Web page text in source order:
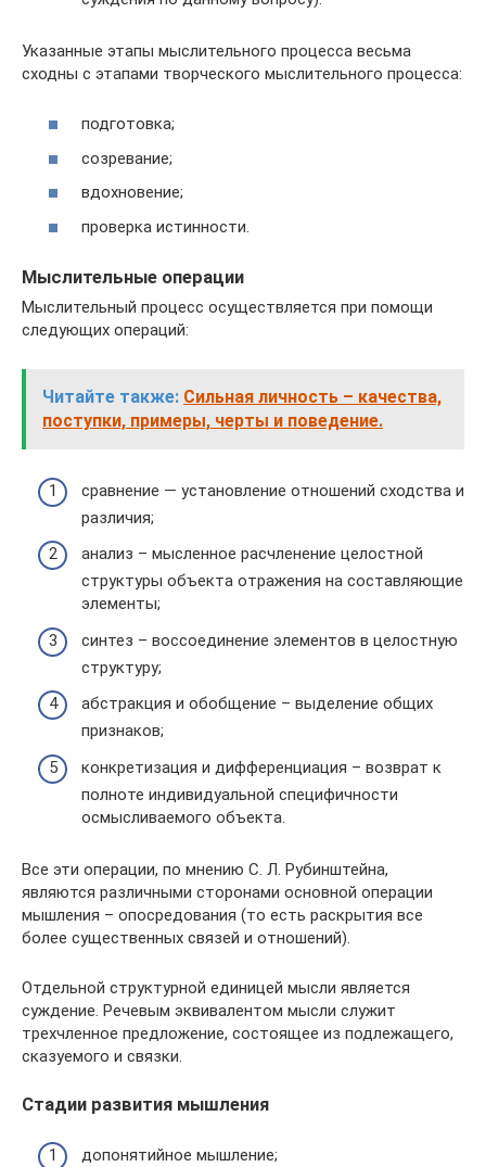
Указанные этапы мыслительного процесса весьма
сходны с этапами творческого мыслительного процесса:
подготовка;
созревание;
вдохновение;
проверка истинности.
Мыслительные операции
Мыслительный процесс осуществляется при помощи
следующих операций:
Читайте также: Сильная личность – качества,
поступки, примеры, черты и поведение.
сравнение — установление отношений сходства и
различия;
анализ – мысленное расчленение целостной
структуры объекта отражения на составляющие
элементы;
синтез – воссоединение элементов в целостную
структуру;
абстракция и обобщение – выделение общих
признаков;
конкретизация и дифференциация – возврат к
полноте индивидуальной специфичности
осмысливаемого объекта.
Все эти операции, по мнению С. Л. Рубинштейна,
являются различными сторонами основной операции
мышления – опосредования (то есть раскрытия все
более существенных связей и отношений).
Отдельной структурной единицей мысли является
суждение. Речевым эквивалентом мысли служит
трехчленное предложение, состоящее из подлежащего,
сказуемого и связки.
Стадии развития мышления
допонятийное мышление;